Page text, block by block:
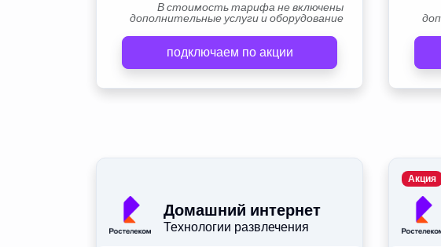
В стоимость тарифа не включены
дополнительные услуги и оборудование
подключаем по акции
Домашний интернет
Технологии развлечения
Акция